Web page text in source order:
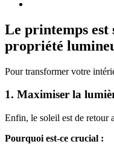
Le printemps est
propriété
Pour transformer votre
1. Maximiser la
Enfin, le soleil est de retour
Pourquoi est-ce crucial :